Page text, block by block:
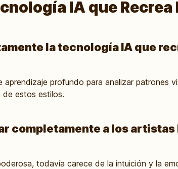
IA que Recrea
la tecnología IA que
profundo para analizar patrones
de estos estilos.
completamente a los artistas
todavía carece de la intuición y la